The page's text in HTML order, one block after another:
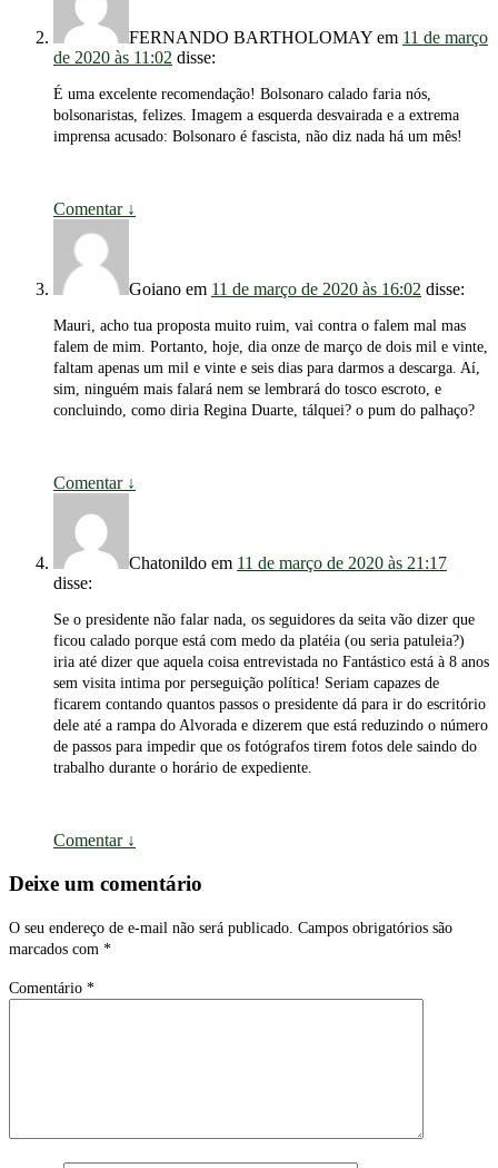
FERNANDO BARTHOLOMAY em 11 de março
de 2020 às 11:02 disse:
É uma excelente recomendação! Bolsonaro calado faria nós,
bolsonaristas, felizes. Imagem a esquerda desvairada e a extrema
imprensa acusado: Bolsonaro é fascista, não diz nada há um mês!
Comentar ↓
Goiano em 11 de março de 2020 às 16:02 disse:
Mauri, acho tua proposta muito ruim, vai contra o falem mal mas
falem de mim. Portanto, hoje, dia onze de março de dois mil e vinte,
faltam apenas um mil e vinte e seis dias para darmos a descarga. Aí,
sim, ninguém mais falará nem se lembrará do tosco escroto, e
concluindo, como diria Regina Duarte, tálquei? o pum do palhaço?
Comentar ↓
Chatonildo em 11 de março de 2020 às 21:17
disse:
Se o presidente não falar nada, os seguidores da seita vão dizer que
ficou calado porque está com medo da platéia (ou seria patuleia?)
iria até dizer que aquela coisa entrevistada no Fantástico está à 8 anos
sem visita intima por perseguição política! Seriam capazes de
ficarem contando quantos passos o presidente dá para ir do escritório
dele até a rampa do Alvorada e dizerem que está reduzindo o número
de passos para impedir que os fotógrafos tirem fotos dele saindo do
trabalho durante o horário de expediente.
Comentar ↓
Deixe um comentário
O seu endereço de e-mail não será publicado. Campos obrigatórios são
marcados com *
Comentário *